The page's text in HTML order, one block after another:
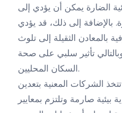
الضارة يمكن أن يؤدي إلى
إلى ذلك، قد يؤدي
بالمعادن الثقيلة إلى تلوث
وبالتالي تأثير سلبي على صحة
السكان المحليين.
الشركات المعنية بتعدين
صارمة وتلتزم بمعايير